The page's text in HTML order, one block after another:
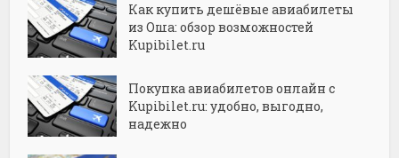
Как купить дешёвые авиабилеты
из Оша: обзор возможностей
Kupibilet.ru
Покупка авиабилетов онлайн с
Kupibilet.ru: удобно, выгодно,
надежно